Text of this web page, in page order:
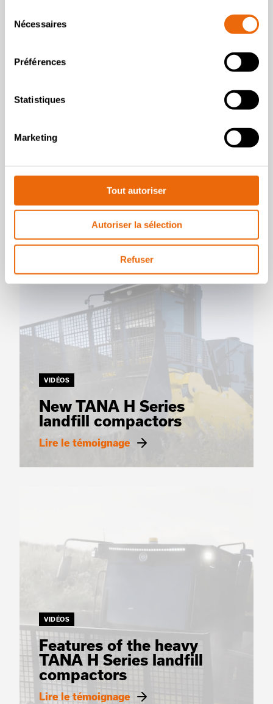
duNécessaires
Préférences
Statistiques
Marketing
Tout autoriser
Autoriser la sélection
Refuser
compactors
Lire le témoignage
VIDÉOS
New TANA H Series
landfill compactors
Lire le témoignage
VIDÉOS
Features of the heavy
TANA H Series landfill
compactors
Lire le témoignage